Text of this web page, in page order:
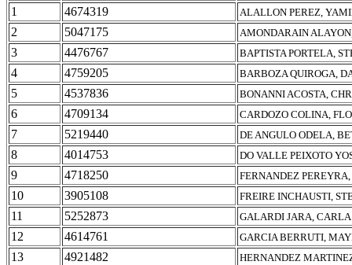
1
4674319 ALALLON PEREZ,
2 5047175 AMONDARAIN
3 4476767 BAPTISTA PORTELA,
4 4759205 BARBOZA QUIROGA,
5 4537836 BONANNI ACOSTA,
6 4709134 CARDOZO COLINA,
7 5219440 DE ANGULO ODELA,
8 4014753 DO VALLE PEIXOTO
9 4718250 FERNANDEZ
10 3905108 FREIRE INCHAUSTI,
11 5252873 GALARDI JARA,
12 4614761 GARCIA BERRUTI,
13 4921482 HERNANDEZ